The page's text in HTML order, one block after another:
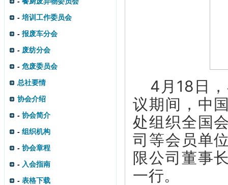
-培训工作委员会
- 报废车分会
- 废纺分会
- 危废委员会
总社要情
协会介绍
- 协会简介
- 组织机构
- 协会章程
- 入会指南
- 表格下载
4月18日
议期间，中
处组织全国
司等会员单
限公司董事
一行。